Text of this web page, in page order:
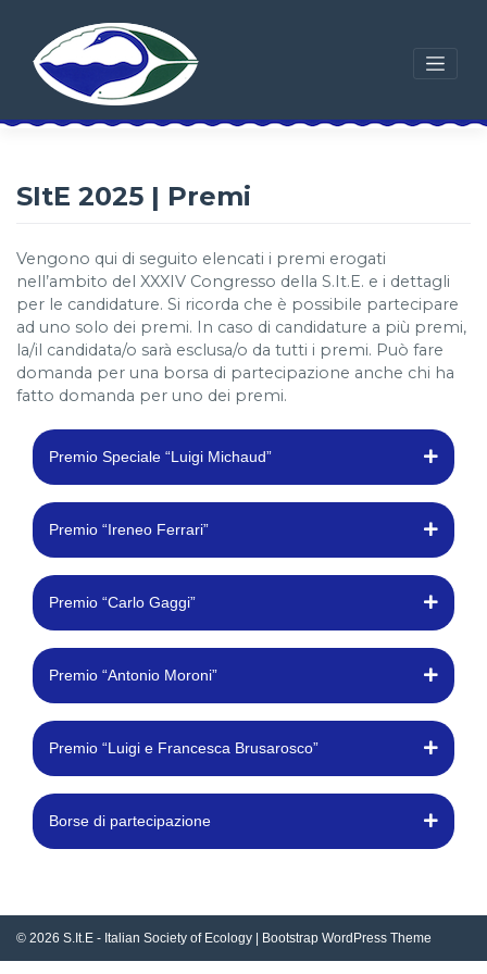
content
SItE 2025 | Premi
Vengono qui di seguito elencati i premi erogati
nell’ambito del XXXIV Congresso della S.It.E. e i dettagli
per le candidature. Si ricorda che è possibile partecipare
ad uno solo dei premi. In caso di candidature a più premi,
la/il candidata/o sarà esclusa/o da tutti i premi. Può fare
domanda per una borsa di partecipazione anche chi ha
fatto domanda per uno dei premi.
Premio Speciale “Luigi Michaud”
Premio “Ireneo Ferrari”
Premio “Carlo Gaggi”
Premio “Antonio Moroni”
Premio “Luigi e Francesca Brusarosco”
Borse di partecipazione
© 2026 S.It.E - Italian Society of Ecology | Bootstrap WordPress Theme